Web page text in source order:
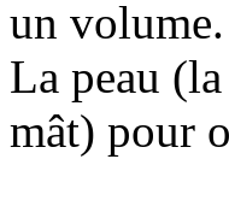
un volume.
La peau
mât) pour